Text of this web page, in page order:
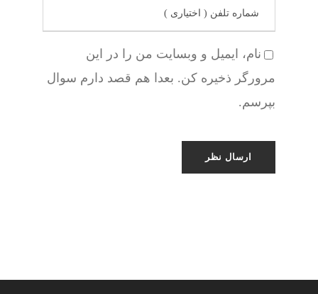
نام، ایمیل و وبسایت من را در این
مرورگر ذخیره کن. بعدا هم قصد دارم سوال
بپرسم.